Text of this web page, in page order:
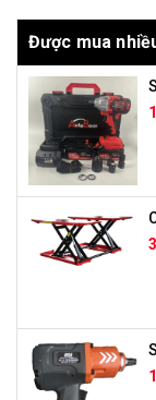
Được mua